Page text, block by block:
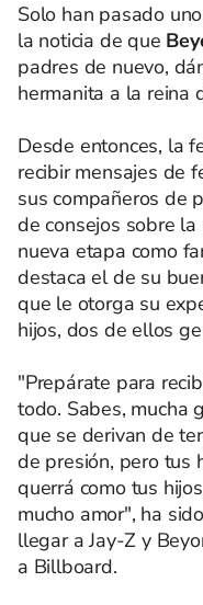
Solo han pasado
la noticia de que
padres de nuevo,
hermanita a la reina
Desde entonces, la
recibir mensajes de
sus compañeros de
de consejos sobre
nueva etapa como
destaca el de su
que le otorga su
hijos, dos de ellos
"Prepárate para
todo. Sabes, mucha
que se derivan de
de presión, pero tus
querrá como tus
mucho amor", ha
llegar a Jay-Z y
a Billboard.